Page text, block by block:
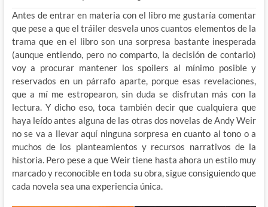
Antes de entrar en materia con el libro me gustaría comentar
que pese a que el tráiler desvela unos cuantos elementos de la
trama que en el libro son una sorpresa bastante inesperada
(aunque entiendo, pero no comparto, la decisión de contarlo)
voy a procurar mantener los spoilers al mínimo posible y
reservados en un párrafo aparte, porque esas revelaciones,
que a mí me estropearon, sin duda se disfrutan más con la
lectura. Y dicho eso, toca también decir que cualquiera que
haya leído antes alguna de las otras dos novelas de Andy Weir
no se va a llevar aquí ninguna sorpresa en cuanto al tono o a
muchos de los planteamientos y recursos narrativos de la
historia. Pero pese a que Weir tiene hasta ahora un estilo muy
marcado y reconocible en toda su obra, sigue consiguiendo que
cada novela sea una experiencia única.